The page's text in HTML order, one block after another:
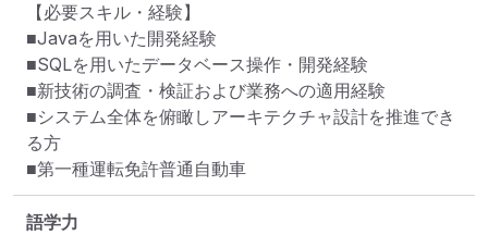
【必要スキル・経験】
■Javaを用いた開発経験
■SQLを用いたデータベース操作・開発経験
■新技術の調査・検証および業務への適用経験
■システム全体を俯瞰しアーキテクチャ設計を推進でき
る方
■第一種運転免許普通自動車
語学力